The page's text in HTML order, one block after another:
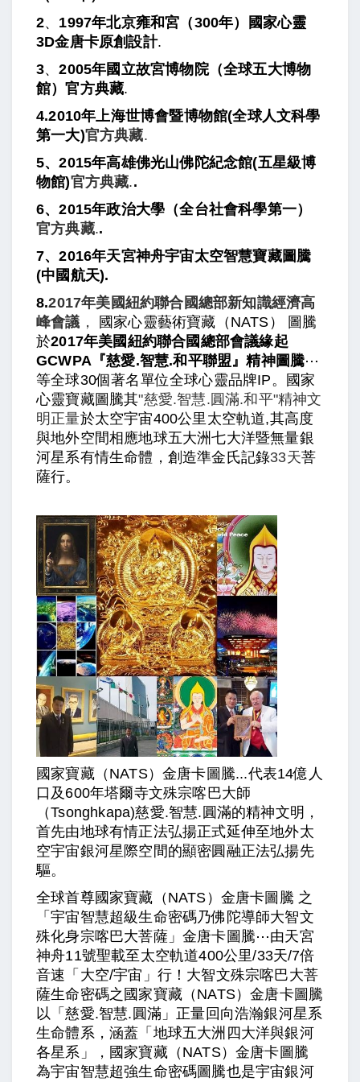
2、 1997年北京雍和宮（300年）國家心靈
3D金唐卡原創設計.
3、2005年國立故宮博物院（全球五大博物
館）官方典藏.
4.2010年上海世博會暨博物館(全球人文科學
第一大)官方典藏.
5、2015年高雄佛光山佛陀紀念館(五星級博
物館)官方典藏..
6、2015年政治大學（全台社會科學第一）
官方典藏..
7、2016年天宮神舟宇宙太空智慧寶藏圖騰
(中國航天).
8.2017年美國紐約聯合國總部新知識經濟高
峰會議 ，
國家心靈藝術寶藏（NATS） 圖騰
於2017年美國紐約聯合國總部會議緣起
GCWPA『慈愛.智慧.和平聯盟』精神圖騰⋯
等全球30個著名單位全球心靈品牌IP。國家
心靈寶藏圖騰其"慈愛.智慧. 圓滿.和平"精神文
明正量於太空宇宙400公里太空軌道,其高度
與地外空間相應地球五大洲七大洋暨無量銀
河星系有情生命體，創造準金氏記錄33天菩
薩行。
國家寶藏（NATS）金唐卡圖騰...代表14億人
口及600年塔爾寺文殊宗喀巴大師
（Tsonghkapa)慈愛.智慧.圓滿的精神文明，
首先由地球有情正法弘揚正式延伸至地外太
空宇宙銀河星際空間的顯密圓融正法弘揚先
驅。
全球首尊國家寶藏（NATS）金唐卡圖騰 之
「宇宙智慧超級生命密碼乃佛陀導師大智文
殊化身宗喀巴大菩薩」金唐卡圖騰⋯由天宮
神舟11號聖載至太空軌道400公里/33天/7倍
音速「大空/宇宙」行！大智文殊宗喀巴大菩
薩生命密碼之國家寶藏（NATS）金唐卡圖騰
以「慈愛.智慧.圓滿」正量回向浩瀚銀河星系
生命體系，涵蓋「地球五大洲四大洋與銀河
各星系」，國家寶藏（NATS）金唐卡圖騰
為宇宙智慧超強生命密碼圖騰也是宇宙銀河